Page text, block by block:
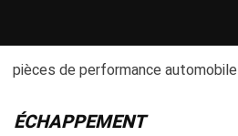
pièces de performance automobile
ÉCHAPPEMENT